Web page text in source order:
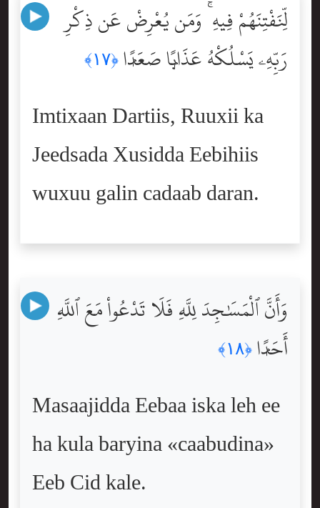
لِّنَفْتِنَهُمْ فِيهِ ۚ وَمَن يُعْرِضْ عَن ذِكْرِ
رَبِّهِۦ يَسْلُكْهُ عَذَابًۭا صَعَدًۭا ﴿١٧﴾
Imtixaan Dartiis, Ruuxii ka
Jeedsada Xusidda Eebihiis
wuxuu galin cadaab daran.
وَأَنَّ ٱلْمَسَٰجِدَ لِلَّهِ فَلَا تَدْعُواْ مَعَ ٱللَّهِ
أَحَدًۭا ﴿١٨﴾
Masaajidda Eebaa iska leh ee
ha kula baryina «caabudina»
Eeb Cid kale.